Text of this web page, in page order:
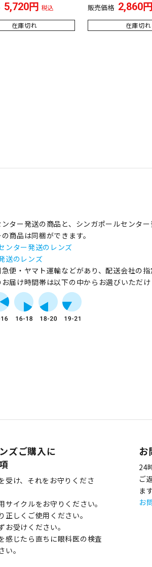
5,720 税込
在庫切れ
販売価格 2,860
在庫切れ
ター発送の商品と、シンガポールセンター
商品は同梱ができます。
ンター発送のレンズ
送のレンズ
便・ヤマト運輸などがあり、配送会社の指
届け時間帯は以下の中からお選びいただけ
ズご購入に
受け、それをお守りくださ
サイクルをお守りください。
正しくご使用ください。
お受けください。
感じたら直ちに眼科医の検査
い。
お
24
ご
ます
お